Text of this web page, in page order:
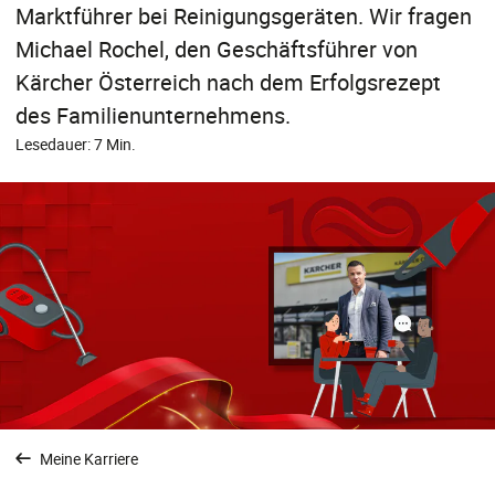
Marktführer bei Reinigungsgeräten. Wir fragen
Michael Rochel, den Geschäftsführer von
Kärcher Österreich nach dem Erfolgsrezept
des Familienunternehmens.
Lesedauer: 7 Min.
Meine Karriere